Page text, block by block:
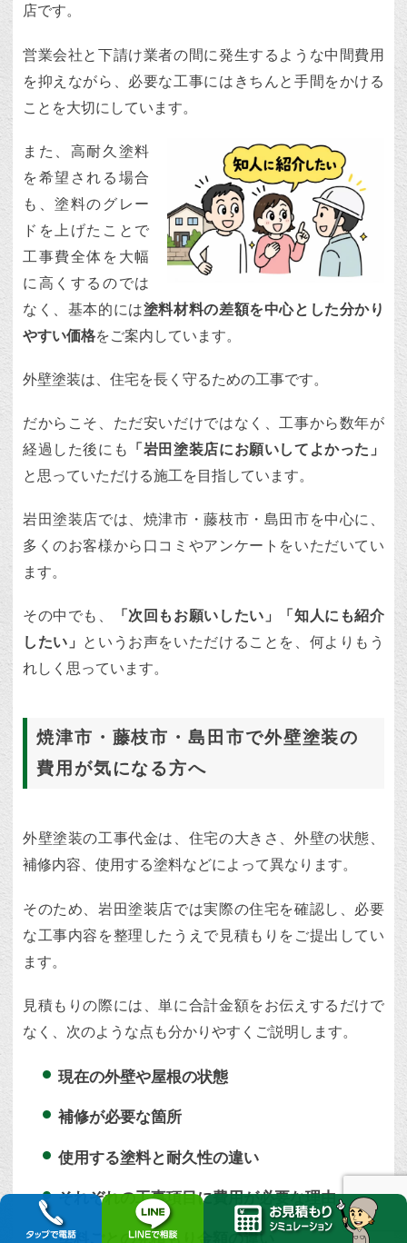
店です。
営業会社と下請け業者の間に発生するような中間費用
を抑えながら、必要な工事にはきちんと手間をかける
ことを大切にしています。
また、高耐久塗料
を希望される場合
も、塗料のグレー
ドを上げたことで
工事費全体を大幅
に高くするのでは
なく、基本的には塗料材料の差額を中心とした分かり
やすい価格をご案内しています。
外壁塗装は、住宅を長く守るための工事です。
だからこそ、ただ安いだけではなく、工事から数年が
経過した後にも
「岩田塗装店にお願いしてよかった」
と思っていただける施工を目指しています。
岩田塗装店では、焼津市・藤枝市・島田市を中心に、
多くのお客様から口コミやアンケートをいただいてい
ます。
その中でも、
「次回もお願いしたい」「知人にも紹介
したい」 というお声をいただけることを、何よりもう
れしく思っています。
焼津市・藤枝市・島田市で外壁塗装の
費用が気になる方へ
外壁塗装の工事代金は、住宅の大きさ、外壁の状態、
補修内容、使用する塗料などによって異なります。
そのため、岩田塗装店では実際の住宅を確認し、必要
な工事内容を整理したうえで見積もりをご提出してい
ます。
見積もりの際には、単に合計金額をお伝えするだけで
なく、次のような点も分かりやすくご説明します。
現在の外壁や屋根の状態
補修が必要な箇所
使用する塗料と耐久性の違い
それぞれの工事項目に費用が必要な理由
塗料ごとの見積もり金額の違い